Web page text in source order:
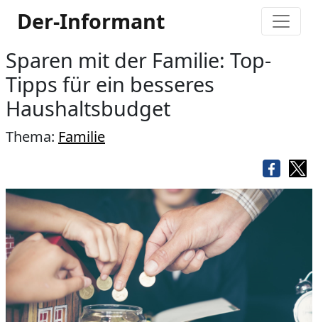
Der-Informant
Sparen mit der Familie: Top-
Tipps für ein besseres
Haushaltsbudget
Thema: Familie